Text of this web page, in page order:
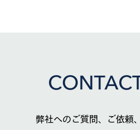
弊社へのご質問、ご依頼